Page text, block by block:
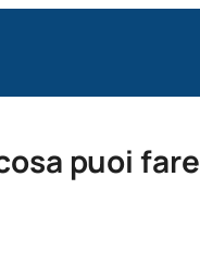
puoi fare